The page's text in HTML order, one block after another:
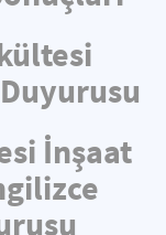
İnşaat